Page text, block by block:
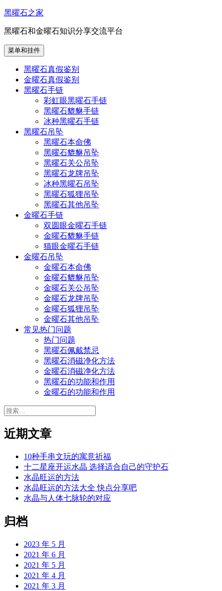
跳
内
容
黑曜石之家
黑曜石和金曜石知识分享交流平台
菜单和挂件
黑曜石真假鉴别
金曜石真假鉴别
黑曜石手链
彩虹眼黑曜石手链
黑曜石貔貅手链
冰种黑曜石手链
黑曜石吊坠
黑曜石本命佛
黑曜石貔貅吊坠
黑曜石关公吊坠
黑曜石龙牌吊坠
冰种黑曜石吊坠
黑曜石狐狸吊坠
黑曜石其他吊坠
金曜石手链
双圆眼金曜石手链
金曜石貔貅手链
猫眼金曜石手链
金曜石吊坠
金曜石本命佛
金曜石貔貅吊坠
金曜石关公吊坠
金曜石龙牌吊坠
金曜石狐狸吊坠
金曜石其他吊坠
常见热门问题
热门问题
黑曜石佩戴禁忌
黑曜石消磁净化方法
金曜石消磁净化方法
黑曜石的功能和作用
金曜石的功能和作用
搜
近期文章
10种手串文玩的寓意祈福
十二星座开运水晶 选择适合自己的守护石
水晶旺运的方法
水晶旺运的方法大全 快点分享吧
水晶与人体七脉轮的对应
归档
2023 年 5 月
2021 年 6 月
2021 年 5 月
2021 年 4 月
2021 年 3 月